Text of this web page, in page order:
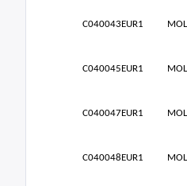
C040043EUR1
C040045EUR1
C040047EUR1
C040048EUR1